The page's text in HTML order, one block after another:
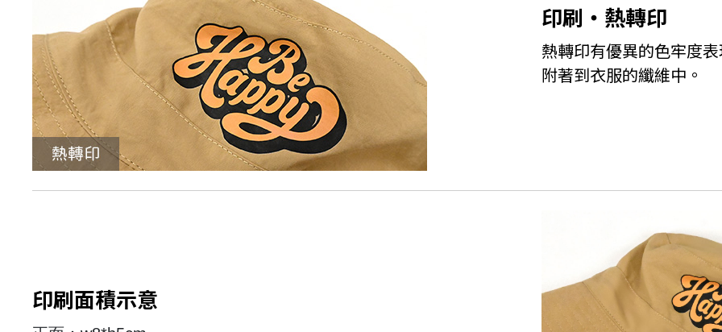
印刷・熱轉印
熱轉印有優異的色牢度
附著到衣服的纖維中。
印刷面積示意